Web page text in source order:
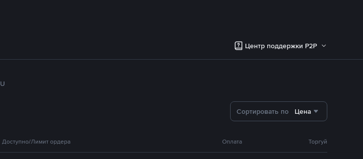
Центр поддержки P2P
U
Сортировать по Цена
Доступно/Лимит ордера Оплата Торгуй